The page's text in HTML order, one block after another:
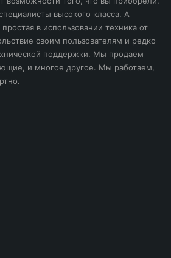
высокого класса. А
в использовании техника от
своим пользователям и редко
поддержки. Мы продаем
и многое другое. Мы работаем,